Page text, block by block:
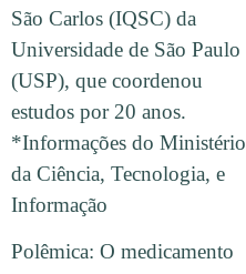
São Carlos (IQSC) da
Universidade de São Paulo
(USP), que coordenou
estudos por 20 anos.
*Informações do Ministério
da Ciência, Tecnologia, e
Informação
Polêmica: O medicamento